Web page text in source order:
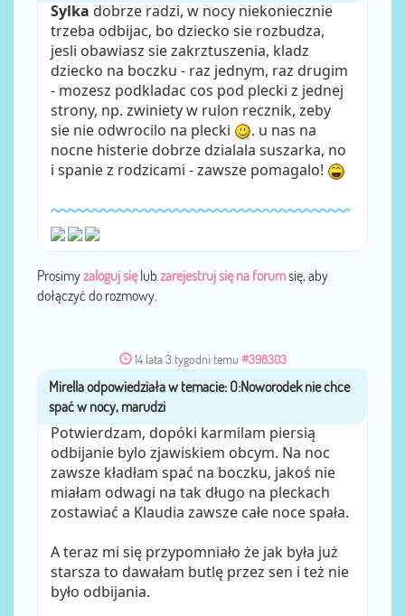
Sylka dobrze radzi, w nocy niekoniecznie
trzeba odbijac, bo dziecko sie rozbudza,
jesli obawiasz sie zakrztuszenia, kladz
dziecko na boczku - raz jednym, raz drugim
- mozesz podkladac cos pod plecki z jednej
strony, np. zwiniety w rulon recznik, zeby
sie nie odwrocilo na plecki
. u nas na
nocne histerie dobrze dzialala suszarka, no
i spanie z rodzicami - zawsze pomagalo!
Prosimyzaloguj sięlub zarejestruj się na forumsię, aby
dołączyć do rozmowy.
14 lata 3 tygodni temu #398303
przezMirella
Potwierdzam, dopóki karmilam piersią
odbijanie bylo zjawiskiem obcym. Na noc
zawsze kładłam spać na boczku, jakoś nie
miałam odwagi na tak długo na pleckach
zostawiać a Klaudia zawsze całe noce spała.
A teraz mi się przypomniało że jak była już
starsza to dawałam butlę przez sen i też nie
było odbijania.